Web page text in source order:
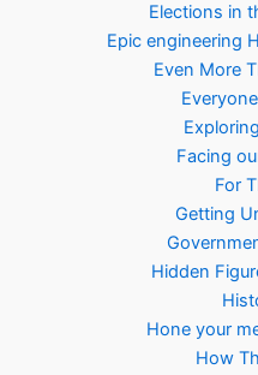
Elections in
Epic engineering
Even More
Facing
For
Getting
Hidden
Hone your
How